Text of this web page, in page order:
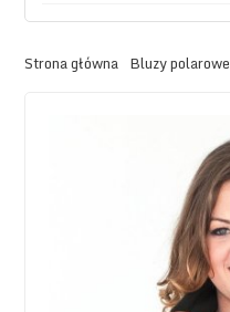
Strona główna Bluzy polarowe